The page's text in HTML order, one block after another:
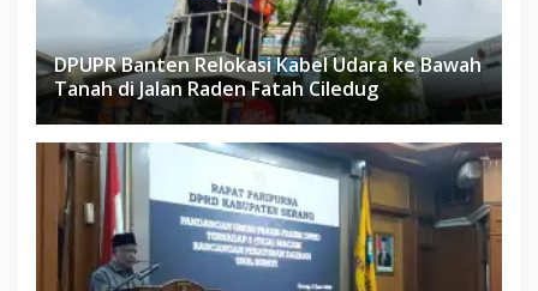
DPUPR Banten Relokasi Kabel Udara ke Bawah
Tanah di Jalan Raden Fatah Ciledug